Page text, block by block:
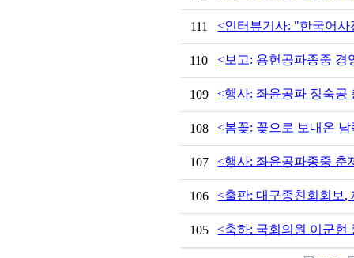
111 <인터뷰기사: "한국어
110 <보고: 용헌공파종중 경
109 <행사: 좌윤공파 정숙공
108 <봄꽃: 꽃으로 보내온
107 <행사: 좌윤공파종중 춘
106 <출판: 대구종친회회보,
105 <축하: 국회의원 이군